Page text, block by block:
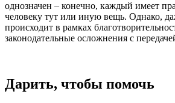
однозначен – конечно, каждый имеет
человеку тут или иную вещь. Однако,
происходит в рамках
законодательные осложнения с
Дарить, чтобы помочь